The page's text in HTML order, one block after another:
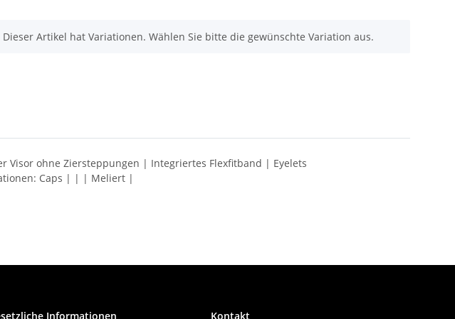
x
Dieser Artikel hat Variationen. Wählen Sie bitte die gewünschte Variation aus.
Visor ohne Ziersteppungen | Integriertes Flexfitband | Eyelets
Caps | | | Meliert |
Informationen Kontakt